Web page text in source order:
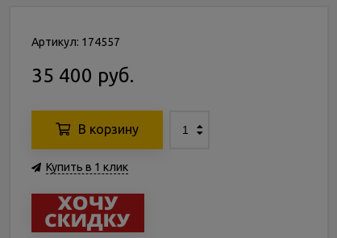
Артикул: 174557
35 400 руб.
В корзину
Купить в 1 клик